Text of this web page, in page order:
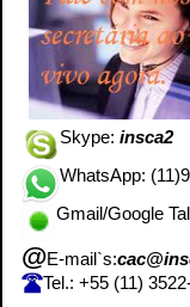
Skype: insca2
WhatsApp:
Gmail/Google
@E-mail`s:
Tel.: +55 (11)